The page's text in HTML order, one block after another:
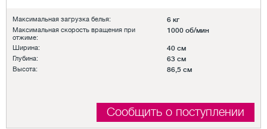
Максимальная загрузка белья: 6 кг
Максимальная скорость вращения при
отжиме:
1000 об/мин
Ширина: 40 см
Глубина: 63 см
Высота: 86,5 см
Сообщить о поступлении